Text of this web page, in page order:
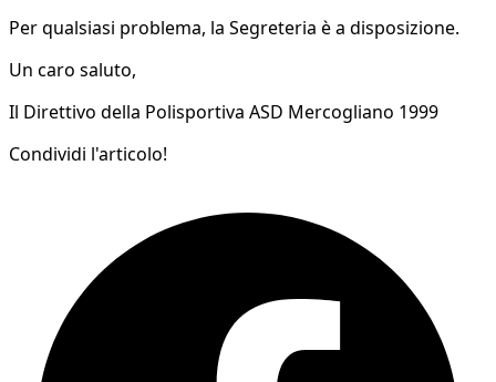
Per qualsiasi problema, la Segreteria è a disposizione.
Un caro saluto,
Il Direttivo della Polisportiva ASD Mercogliano 1999
Condividi l'articolo!